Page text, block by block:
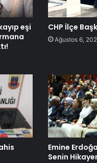
eşi
CHP İlçe
Ağustos 6,
Emine
Senin